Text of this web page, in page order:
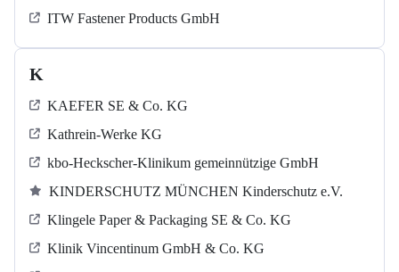
ITW Fastener Products GmbH
K
KAEFER SE & Co. KG
Kathrein-Werke KG
kbo-Heckscher-Klinikum gemeinnützige GmbH
KINDERSCHUTZ MÜNCHEN Kinderschutz e.V.
Klingele Paper & Packaging SE & Co. KG
Klinik Vincentinum GmbH & Co. KG